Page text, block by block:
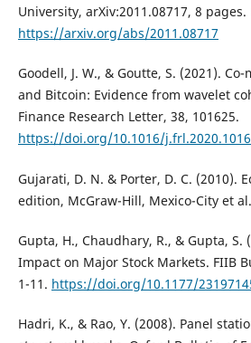
University, arXiv:2011.08717, 8
https://arxiv.org/abs/2011.08717
Goodell, J. W., & Goutte, S. (2021).
and Bitcoin: Evidence from wavelet
Finance Research Letter, 38, 101625.
https://doi.org/10.1016/
Gujarati, D. N. & Porter, D. C. (2010).
edition, McGraw-Hill, Mexico-City et al.
Gupta, H., Chaudhary, R., & Gupta, S.
Impact on Major Stock Markets. FIIB
1-11. https://doi.org/10.1177/
Hadri, K., & Rao, Y. (2008). Panel